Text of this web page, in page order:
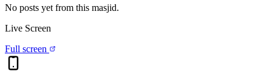
No posts yet from this masjid.
Live Screen
Full screen